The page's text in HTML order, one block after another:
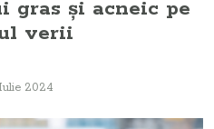
gras și acneic pe
verii
2024